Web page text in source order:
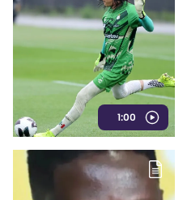
1:00